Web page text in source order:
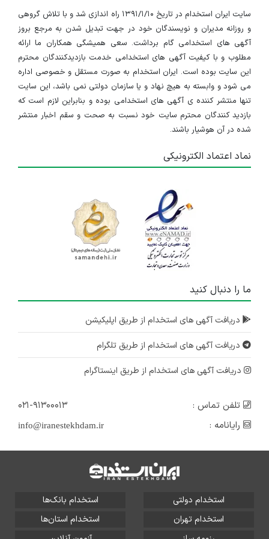
سایت ایران استخدام در تاریخ ۱۳۹۱/۱/۱۰ راه اندازی شد و با تلاش گروهی
و روزانه مدیران و نویسندگان خود در جهت تبدیل شدن به مرجع بروز
آگهی های استخدامی گام برداشت. سعی همیشگی همکاران ما ارائه
مطلوب و با کیفیت آگهی های استخدامی خدمت بازدیدکنندگان محترم
این سایت بوده است. ایران استخدام به صورت مستقل و خصوصی اداره
می شود و وابسته به هیچ نهاد و یا سازمان دولتی نمی باشد، این سایت
تنها منتشر کننده ی آگهی های استخدامی بوده و بنابراین لازم است که
بازدید کنندگان محترم سایت خود نسبت به صحت و سقم اخبار منتشر
شده در آن هوشیار باشند.
نماد اعتماد الکترونیکی
ما را دنبال کنید
دریافت آگهی های استخدام از طریق اپلیکیشن
دریافت آگهی های استخدام از طریق تلگرام
دریافت آگهی های استخدام از طریق اینستاگرام
تلفن تماس :
۰۲۱-۹۱۳۰۰۰۱۳
رایانامه :
info@iranestekhdam.ir
استخدام دولتی
استخدام بانک‌ها
استخدام تهران
استخدام استان‌ها